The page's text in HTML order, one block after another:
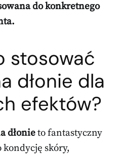
do konkretnego
stosować
dłonie dla
efektów?
dłonieto fantastyczny
kondycję skóry,